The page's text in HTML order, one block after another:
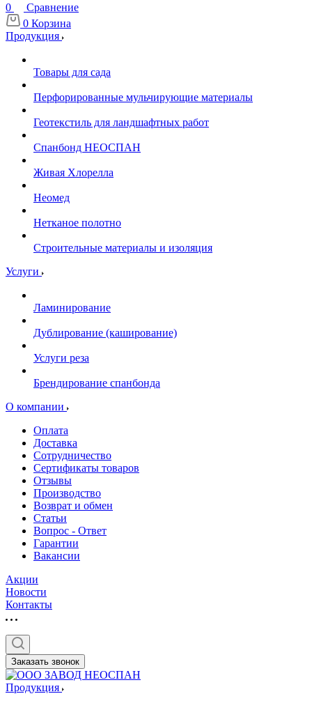
0
Сравнение
0 Корзина
Продукция
Товары для сада
Перфорированные мульчирующие материалы
Геотекстиль для ландшафтных работ
Спанбонд НЕОСПАН
Живая Хлорелла
Нeомед
Нетканое полотно
Строительные материалы и изоляция
Услуги
Ламинирование
Дублирование (каширование)
Услуги реза
Брендирование спанбонда
О компании
Оплата
Доставка
Сотрудничество
Сертификаты товаров
Отзывы
Производство
Возврат и обмен
Статьи
Вопрос - Ответ
Гарантии
Вакансии
Акции
Новости
Контакты
Заказать звонок
Продукция